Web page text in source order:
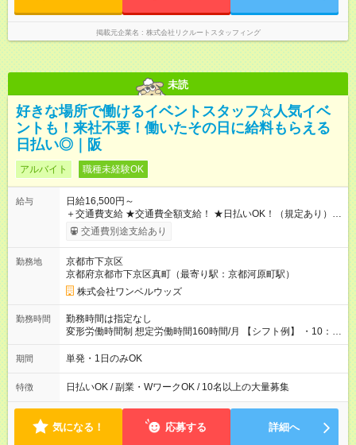
掲載元企業名 株式会社リクルートスタッフィング
未読
好きな場所で働けるイベントスタッフ☆人気イベ
ントも！来社不要！働いたその日に給料もらえる
日払い◎｜阪
アルバイト 職種未経験OK
給与
日給16,500円～
＋交通費支給 ★交通費全額支給！ ★日払いOK！（規定あり） ┗
働いたその日に現金GET♪ お仕事後はコンビニATMから 日払
交通費別途支給あり
勤務地
京都市下京区
京都府京都市下京区真町（最寄り駅：京都河原町駅）
株式会社ワンベルウッズ
勤務時間
勤務時間は指定なし
変形労働時間制 想定労働時間160時間/月 【シフト例】 ・10：
00～20：00
期間 単発・1日のみOK
特徴 日払いOK / 副業・WワークOK / 10名以上の大量募集
気になる！ 応募する 詳細へ